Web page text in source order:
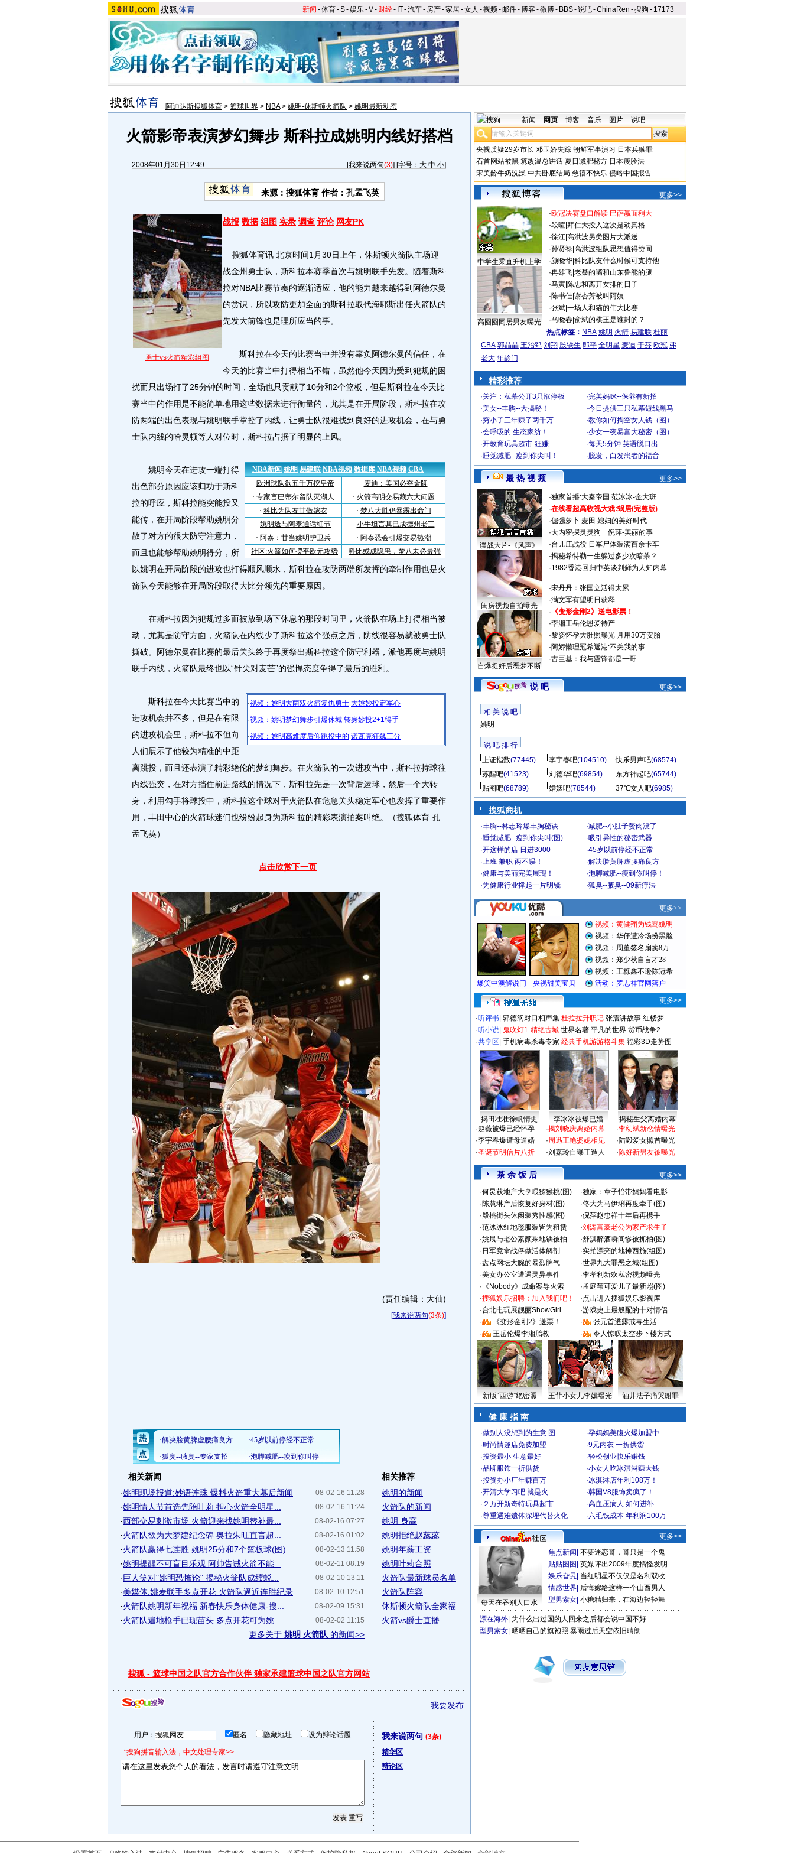
新闻 -体育-S-娱乐-V- 财经- IT-汽车- 房产-家居-女人 -视频-邮件-博客-微博- BBS-说吧-ChinaRen -搜狗 - 17173
阿迪达斯搜狐体育 > 篮球世界 > NBA> 姚明-休斯顿火箭队 > 姚明最新动态
火箭影帝表演梦幻舞步 斯科拉成姚明内线好搭档
2008年01月30日12:49 [我来说两句(3)] [字号： 大 中 小]
来源：搜狐体育 作者：孔孟飞英
勇士vs火箭精彩组图
战报 数据 组图 实录 调查 评论 网友PK
搜狐体育讯 北京时间1月30日上午，休斯顿火箭队主场迎
战金州勇士队，斯科拉本赛季首次与姚明联手先发。随着斯科
拉对NBA比赛节奏的逐渐适应，他的能力越来越得到阿德尔曼
的赏识，所以攻防更加全面的斯科拉取代海耶斯出任火箭队的
先发大前锋也是理所应当的事。
斯科拉在今天的比赛当中并没有辜负阿德尔曼的信任，在
今天的比赛当中打得相当不错，虽然他今天因为受到犯规的困
扰而只出场打了25分钟的时间，全场也只贡献了10分和2个篮板，但是斯科拉在今天比
赛当中的作用是不能简单地用这些数据来进行衡量的，尤其是在开局阶段，斯科拉在攻
防两端的出色表现与姚明联手掌控了内线，让勇士队很难找到良好的进攻机会，在与勇
士队内线的哈灵顿等人对位时，斯科拉占据了明显的上风。
姚明今天在进攻一端打得
出色部分原因应该归功于斯科
拉的呼应，斯科拉能突能投又
能传，在开局阶段帮助姚明分
散了对方的很大防守注意力，
而且也能够帮助姚明得分，所
以姚明在开局阶段的进攻也打得顺风顺水，斯科拉在攻防两端所发挥的牵制作用也是火
箭队今天能够在开局阶段取得大比分领先的重要原因。
在斯科拉因为犯规过多而被放到场下休息的那段时间里，火箭队在场上打得相当被
动，尤其是防守方面，火箭队在内线少了斯科拉这个强点之后，防线很容易就被勇士队
撕破。阿德尔曼在比赛的最后关头终于再度祭出斯科拉这个防守利器，派他再度与姚明
联手内线，火箭队最终也以“针尖对麦芒”的强悍态度争得了最后的胜利。
·视频：姚明大两双火箭复仇勇士 大姚妙投定军心
·视频：姚明梦幻舞步引爆休城 转身妙投2+1得手
·视频：姚明高难度后仰跳投中的 诺瓦克狂飙三分
斯科拉在今天比赛当中的
进攻机会并不多，但是在有限
的进攻机会里，斯科拉不但向
人们展示了他较为精准的中距
离跳投，而且还表演了精彩绝伦的梦幻舞步。在火箭队的一次进攻当中，斯科拉持球往
内线强突，在对方挡住前进路线的情况下，斯科拉先是一次背后运球，然后一个大转
身，利用勾手将球投中，斯科拉这个球对于火箭队在危急关头稳定军心也发挥了重要作
用，丰田中心的火箭球迷们也纷纷起身为斯科拉的精彩表演拍案叫绝。（搜狐体育 孔
孟飞英）
点击欣赏下一页
(责任编辑：大仙)
[我来说两句(3条)]
相关新闻
08-02-16 11:28
·姚明现场报道:妙语连珠 爆料火箭重大幕后新闻
08-02-16 11:24
·姚明情人节首选先陪叶莉 担心火箭全明星...
08-02-16 07:27
·西部交易刺激市场 火箭迎来找姚明替补最...
08-02-16 01:02
·火箭队欲为大梦建纪念碑 奥拉朱旺直言超...
08-02-13 11:58
·火箭队赢得七连胜 姚明25分和7个篮板球(图)
08-02-11 08:19
·姚明提醒不可盲目乐观 阿帅告诫火箭不能...
08-02-10 13:11
·巨人笑对"姚明恐怖论" 揭秘火箭队成绩蜕...
08-02-10 12:51
·美媒体:姚麦联手多点开花 火箭队逼近连胜纪录
08-02-09 15:31
·火箭队姚明新年祝福 新春快乐身体健康-搜...
08-02-02 11:15
·火箭队遍地枪手已现苗头 多点开花可为姚...
更多关于 姚明 火箭队 的新闻>>
相关推荐
姚明的新闻
火箭队的新闻
姚明 身高
姚明拒绝赵蕊蕊
姚明年薪工资
姚明叶莉合照
火箭队最新球员名单
火箭队阵容
休斯顿火箭队全家福
火箭vs爵士直播
搜狐 - 篮球中国之队官方合作伙伴 独家承建篮球中国之队官方网站
我要发布
用户： 匿名 隐藏地址 设为辩论话题
*搜狗拼音输入法，中文处理专家>>
我来说两句 (3条)
精华区
辩论区
新闻 网页 博客 音乐 图片 说吧
央视质疑29岁市长 邓玉娇失踪 朝鲜军事演习 日本兵赎罪
石首网站被黑 篡改温总讲话 夏日减肥秘方 日本瘦脸法
宋美龄牛奶洗澡 中共卧底结局 慈禧不快乐 侵略中国报告
更多>>
中学生乘直升机上学
高圆圆同居男友曝光
·欧冠决赛盘口解读 巴萨赢面稍大
·段暄 拜仁大投入这次是动真格
·徐江| 高洪波另类图片大派送
·孙贤禄| 高洪波组队思想值得赞同
·颜晓华| 科比队友什么时候可支持他
·冉雄飞| 老聂的嘴和山东鲁能的腿
·马寅| 陈忠和离开女排的日子
·陈书佳| 谢杏芳被叫阿姨
·张斌| 一场人和猫的伟大比赛
·马晓春| 俞斌的棋王是谁封的？
热点标签： NBA 姚明 火箭 易建联 杜丽
CBA 郭晶晶 王治郅 刘翔 殷铁生 郎平 全明星 麦迪 于芬 欧冠 弗
老大 年龄门
精彩推荐
·关注：私幕公开3只涨停板 ·完美妈咪--保养有新招
·美女--丰胸--大揭秘！ ·今日提供三只私幕短线黑马
·穷小子三年赚了两千万 ·教你如何掏空女人钱（图）
·会呼吸的 生态家纺！ ·少女一夜暴富大秘密（图）
·开教育玩具超市-狂赚 ·每天5分钟 英语脱口出
·睡觉减肥--瘦到你尖叫！ · 脱发，白发患者的福音
最 热 视 频 更多>>
谍战大片-《风声》
闺房视频自拍曝光
自爆捉奸后恶梦不断
·独家首播:大秦帝国 范冰冰-金大班
·在线看超高收视大戏:蜗居(完整版)
·倔强萝卜 麦田 媳妇的美好时代
·大内密探灵灵狗
倪萍-美丽的事
·台儿庄战役 日军尸体装满百余卡车
·揭秘希特勒一生躲过多少次暗杀？
·1982香港回归中英谈判鲜为人知内幕
·宋丹丹：张国立活得太累
·满文军有望明日获释
· 《变形金刚2》送电影票！
·李湘王岳伦恩爱待产
·黎姿怀孕大肚照曝光 月用30万安胎
·阿娇懒理冠希返港:不关我的事
·古巨基：我与霆锋都是一哥
说 吧 更多>>
相 关 说 吧
姚明
说 吧 排 行
上证指数(77445) 李宇春吧(104510) 快乐男声吧(68574)
苏醒吧(41523) 刘德华吧(69854) 东方神起吧(65744)
贴图吧(68789) 婚姻吧(78544) 37℃女人吧(6985)
搜狐商机
·丰胸--林志玲爆丰胸秘诀 ·减肥--小肚子赘肉没了
·睡觉减肥--瘦到你尖叫(图) ·吸引异性的秘密武器
·开这样的店 日进3000 ·45岁以前停经不正常
·上班 兼职 两不误！ ·解决脸黄脾虚腰痛良方
·健康与美丽完美展现！ ·泡脚减肥--瘦到你叫停！
·为健康行业撑起一片明镜 ·狐臭--腋臭--09新疗法
更多>>
·听评书 郭德纲对口相声集 杜拉拉升职记 张震讲故事 红楼梦
·听小说 鬼吹灯1-精绝古城 世界名著 平凡的世界 货币战争2
·共享区 手机病毒杀毒专家 经典手机游游格斗集 福彩3D走势图
揭田壮壮徐帆情史 李冰冰被爆已婚
揭秘生父离婚内幕
·赵薇被爆已经怀孕
·李宇春爆遭母逼婚
·圣诞节明信片八折
·揭刘晓庆离婚内幕
·周迅王艳婆媳相见
·刘嘉玲自曝正造人
·李幼斌新恋情曝光
·陆毅爱女照首曝光
·陈好新男友被曝光
茶 余 饭 后
更多>>
·何炅获地产大亨喂猕猴桃(图) ·独家：章子怡带妈妈看电影
·陈慧琳产后恢复好身材(图) ·佟大为马伊琍再度牵手(图)
·殷桃街头休闲装秀性感(图) ·倪萍赵忠祥十年后再携手
·范冰冰红地毯服装皆为租赁 ·刘涛富豪老公为家产求生子
·姚晨与老公素颜乘地铁被拍 ·舒淇醉酒瞬间惨被抓拍(图)
· 日军竟拿战俘做活体解剖 ·实拍漂亮的地摊西施(组图)
·盘点网坛大腕的暴烈脾气 ·世界九大罪恶之城(组图)
·美女办公室遭遇灵异事件 ·李孝利新欢私密视频曝光
· 《Nobody》成命案导火索 ·孟庭苇可爱儿子最新照(图)
·搜狐娱乐招聘：加入我们吧！ ·点击进入搜狐娱乐影视库
·台北电玩展靓丽ShowGirl ·游戏史上最般配的十对情侣
·
《变形金刚2》送票！ ·
张元首透露戒毒生活
·
王岳伦爆李湘胎教 · 令人惊叹太空步下楼方式
新版“西游”绝密照 王菲小女儿李嫣曝光 酒井法子痛哭谢罪
健 康 指 南
·做别人没想到的生意 图 ·孕妈妈美腹火爆加盟中
·时尚情趣店免费加盟 ·9元内衣 一折供货
·投资最小 生意最好 ·轻松创业快乐赚钱
·品牌服饰一折供货 ·小女人吃冰淇淋赚大钱
·投资办小厂年赚百万 ·冰淇淋店年利108万！
·开清大学习吧 就是火 ·韩国V8服饰卖疯了！
· ２万开新奇特玩具超市 ·高血压病人 如何进补
·尊重遇难遗体深埋代替火化 ·六毛钱成本 年利润100万
更多>>
每天在吞别人口水
焦点新闻 不要迷恋哥，哥只是一个鬼
贴贴图图 英媒评出2009年度搞怪发明
娱乐旮旯 当红明星不仅仅是名利双收
情感世界 后悔嫁给这样一个山西男人
型男索女 小糖精归来，在海边轻轻舞
漂在海外 为什么出过国的人回来之后都会说中国不好
型男索女 晒晒自己的旗袍照 暴雨过后天空依旧晴朗